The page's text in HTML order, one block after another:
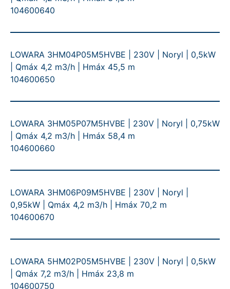
104600640
LOWARA 3HM04P05M5HVBE | 230V | Noryl | 0,5kW
| Qmáx 4,2 m3/h | Hmáx 45,5 m
104600650
LOWARA 3HM05P07M5HVBE | 230V | Noryl | 0,75kW
| Qmáx 4,2 m3/h | Hmáx 58,4 m
104600660
LOWARA 3HM06P09M5HVBE | 230V | Noryl |
0,95kW | Qmáx 4,2 m3/h | Hmáx 70,2 m
104600670
LOWARA 5HM02P05M5HVBE | 230V | Noryl | 0,5kW
| Qmáx 7,2 m3/h | Hmáx 23,8 m
104600750